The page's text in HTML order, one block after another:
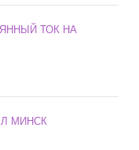
ТОК НА
МИНСК